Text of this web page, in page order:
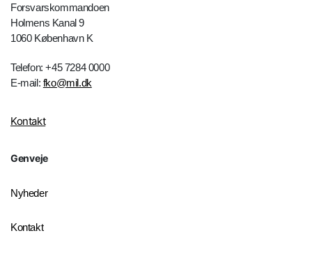
Forsvarskommandoen
Holmens Kanal 9
1060 København K
Telefon: +45 7284 0000
E-mail: fko@mil.dk
Kontakt
Genveje
Nyheder
Kontakt